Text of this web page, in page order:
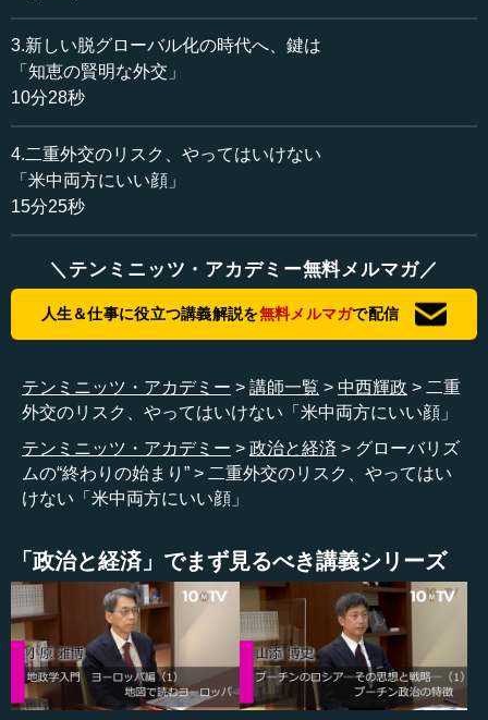
―― 冷戦後のグローバルの時代は、経済がメインという
色彩が強かったように思います。ですが今後は、一面にお
いては価値観（どういう価値を打ち出していくか）が大事
になり、もう一面においては先生がご指摘になったような
戦略性（どういうような構えで対峙していくか）が重要で
あり、その両面が大事になってきます。これまでのよう
に、単純に世界に進出する、利益最大化を求めるなどとい
った話ではなくなってくるという理解でよろしいのでしょ
うか。
中西 そうですね。価値観の重要性をしっかりと把握した
ら、おのずと戦略性は生み出されると私は思います。です
から、単純に平面的に考えると、もしかしたら二律背反的
（第3話）も言ったジレンマにもつながる。成熟した外交政
策、知恵、賢明な外交ということで考えると、そこがやは
ただ価値観の重要性をしっかり認識したら、最も大きな
脅威、対峙すべき対象は何なのかということを考えること
ているということでもあるわけです。ですから、自由な個
人による民主主義と法の支配が非常に重要な価値だと考え
るなら、われわれから見ると未熟な民主主義国であって
も、あるいはなかなかその方向が見いだせないほど遅れた
封建的保守主義的な国であっても、少しでもその要素や萌
芽を持っているならば、それをよりよき方向に導くこと
が、日本の役割として非常に大事な選択だと私は思いま
3.新しい脱グローバル化の時代へ、鍵は
「知恵の賢明な外交」
10分28秒
4.二重外交のリスク、やってはいけない
「米中両方にいい顔」
15分25秒
＼テンミニッツ・アカデミー無料メルマガ／
人生＆仕事に役立つ講義解説を無料メルマガで配信
テンミニッツ・アカデミー 講師一覧 中西輝政
二重
外交のリスク、やってはいけない「米中両方にいい顔」
テンミニッツ・アカデミー
政治と経済
グローバリズ
ムの“終わりの始まり”
二重外交のリスク、やってはい
けない「米中両方にいい顔」
「政治と経済」でまず見るべき講義シリーズ